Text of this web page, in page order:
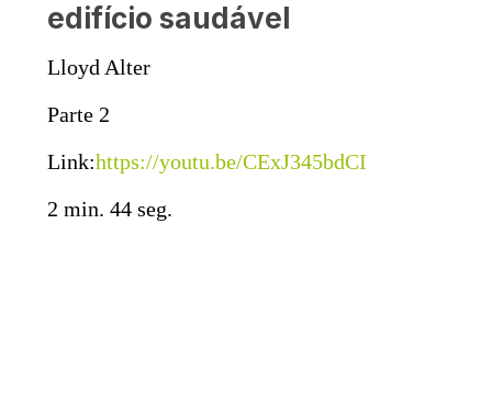
edifício saudável
Lloyd Alter
Parte 2
Link:https://youtu.be/CExJ345bdCI
2 min. 44 seg.